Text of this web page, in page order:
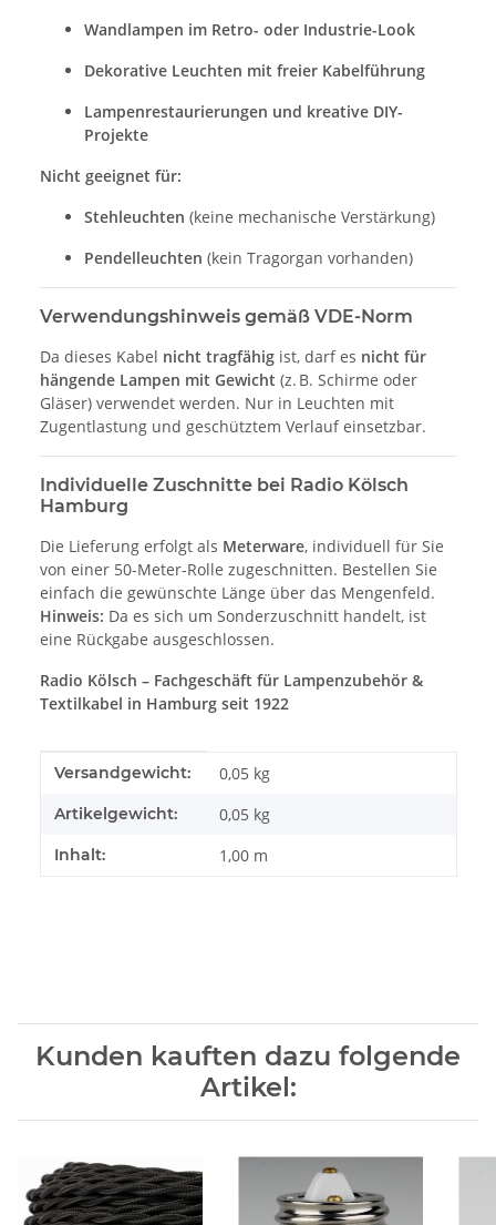
Wandlampen im Retro- oder Industrie-Look
Dekorative Leuchten mit freier Kabelführung
Lampenrestaurierungen und kreative DIY-
Projekte
Nicht geeignet für:
Stehleuchten (keine mechanische Verstärkung)
Pendelleuchten (kein Tragorgan vorhanden)
Verwendungshinweis gemäß VDE-Norm
Da dieses Kabel nicht tragfähig ist, darf es nicht für
hängende Lampen mit Gewicht (z. B. Schirme oder
Gläser) verwendet werden. Nur in Leuchten mit
Zugentlastung und geschütztem Verlauf einsetzbar.
Individuelle Zuschnitte bei Radio Kölsch
Hamburg
Die Lieferung erfolgt als Meterware, individuell für Sie
von einer 50-Meter-Rolle zugeschnitten. Bestellen Sie
einfach die gewünschte Länge über das Mengenfeld.
Hinweis: Da es sich um Sonderzuschnitt handelt, ist
eine Rückgabe ausgeschlossen.
Radio Kölsch – Fachgeschäft für Lampenzubehör &
Textilkabel in Hamburg seit 1922
Produkteigenschaft
Wert
Versandgewicht: 0,05 kg
Artikelgewicht: 0,05 kg
Inhalt: 1,00 m
Kunden kauften dazu folgende
Artikel: